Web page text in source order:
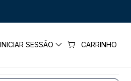
INICIAR SESSÃO CARRINHO